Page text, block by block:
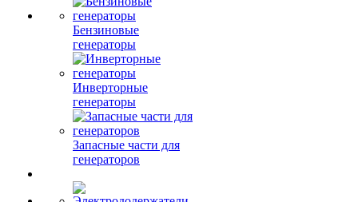
Бензиновые
генераторы
Инверторные
генераторы
Запасные части для
генераторов